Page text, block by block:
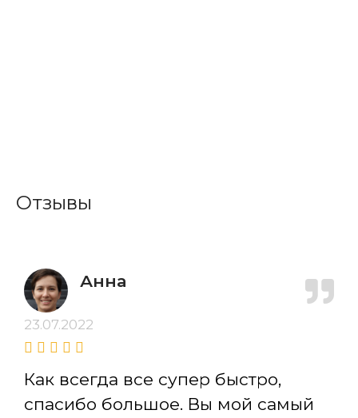
Отзывы
Анна
23.07.2022
Как всегда все супер быстро,
спасибо большое. Вы мой самый